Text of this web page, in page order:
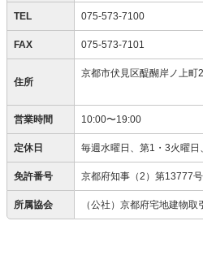
TEL 075-573-7100
FAX 075-573-7101
住所
京都市伏見区醍醐岸ノ上町
営業時間 10:00〜19:00
定休日 毎週水曜日、第1・3火曜日
免許番号 京都府知事（2）第13777号
所属協会 （公社）京都府宅地建物取